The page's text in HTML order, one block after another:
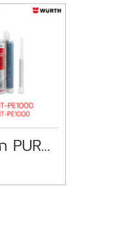
เคมีเสียบเหล็ก PURE EPOXY WIT-PE100 WURTH